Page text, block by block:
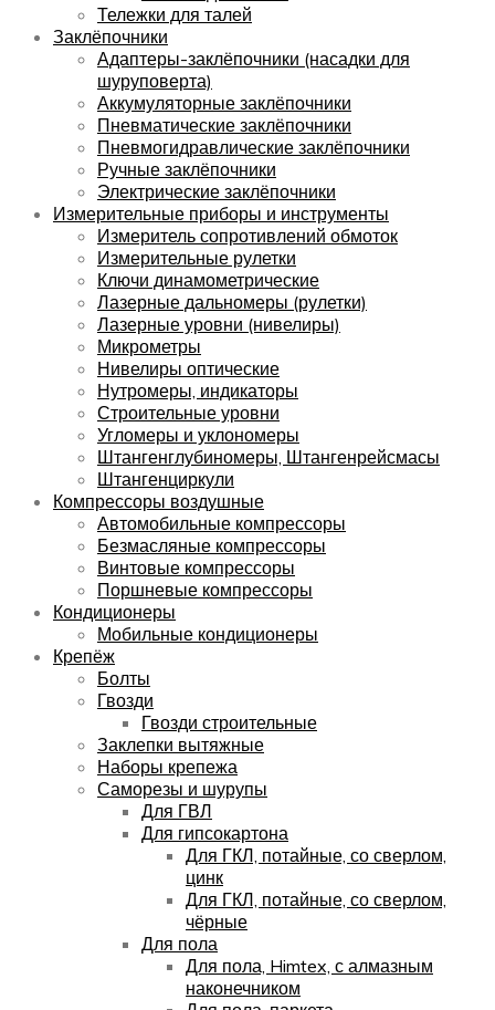
Тележки для талей
Заклёпочники
Адаптеры-заклёпочники (насадки для
шуруповерта)
Аккумуляторные заклёпочники
Пневматические заклёпочники
Пневмогидравлические заклёпочники
Ручные заклёпочники
Электрические заклёпочники
Измерительные приборы и инструменты
Измеритель сопротивлений обмоток
Измерительные рулетки
Ключи динамометрические
Лазерные дальномеры (рулетки)
Лазерные уровни (нивелиры)
Микрометры
Нивелиры оптические
Нутромеры, индикаторы
Строительные уровни
Угломеры и уклономеры
Штангенглубиномеры, Штангенрейсмасы
Штангенциркули
Компрессоры воздушные
Автомобильные компрессоры
Безмасляные компрессоры
Винтовые компрессоры
Поршневые компрессоры
Кондиционеры
Мобильные кондиционеры
Крепёж
Болты
Гвозди
Гвозди строительные
Заклепки вытяжные
Наборы крепежа
Саморезы и шурупы
Для ГВЛ
Для гипсокартона
Для ГКЛ, потайные, со сверлом,
цинк
Для ГКЛ, потайные, со сверлом,
чёрные
Для пола
Для пола, Himtex, с алмазным
наконечником